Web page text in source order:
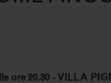
ore 20.30 - VILLA